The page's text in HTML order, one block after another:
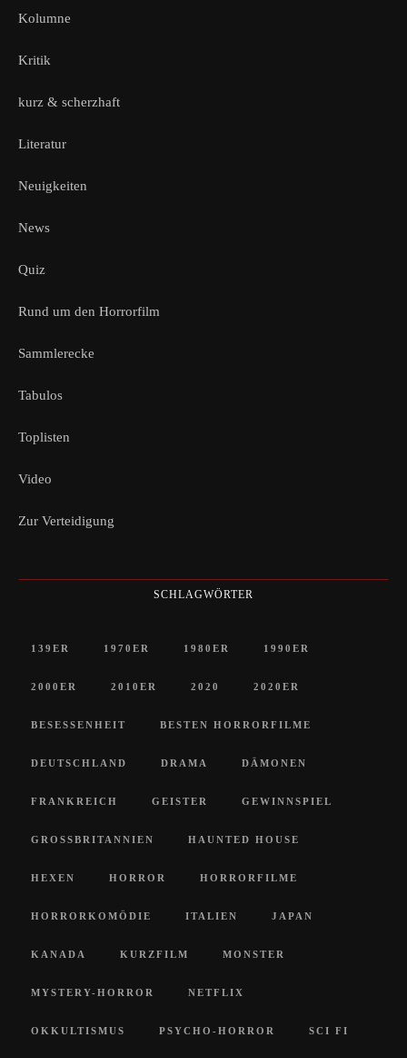
Kolumne
Kritik
kurz & scherzhaft
Literatur
Neuigkeiten
News
Quiz
Rund um den Horrorfilm
Sammlerecke
Tabulos
Toplisten
Video
Zur Verteidigung
SCHLAGWÖRTER
139ER 1970ER 1980ER 1990ER
2000ER 2010ER 2020 2020ER
BESESSENHEIT BESTEN HORRORFILME
DEUTSCHLAND DRAMA DÄMONEN
FRANKREICH GEISTER GEWINNSPIEL
GROSSBRITANNIEN HAUNTED HOUSE
HEXEN HORROR HORRORFILME
HORRORKOMÖDIE ITALIEN JAPAN
KANADA KURZFILM MONSTER
MYSTERY-HORROR NETFLIX
OKKULTISMUS PSYCHO-HORROR SCI FI